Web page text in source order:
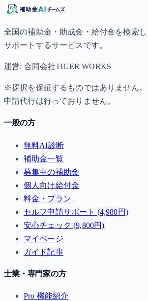
全国の補助金・助成金・給付金を検索
サポートするサービスです。
運営: 合同会社TIGER WORKS
※採択を保証するものではありません。
申請代行は行っておりません。
一般の方
無料AI診断
補助金一覧
募集中の補助金
個人向け給付金
料金・プラン
セルフ申請サポート (4,980円)
安心チェック (9,800円)
マイページ
ガイド記事
士業・専門家の方
Pro 機能紹介